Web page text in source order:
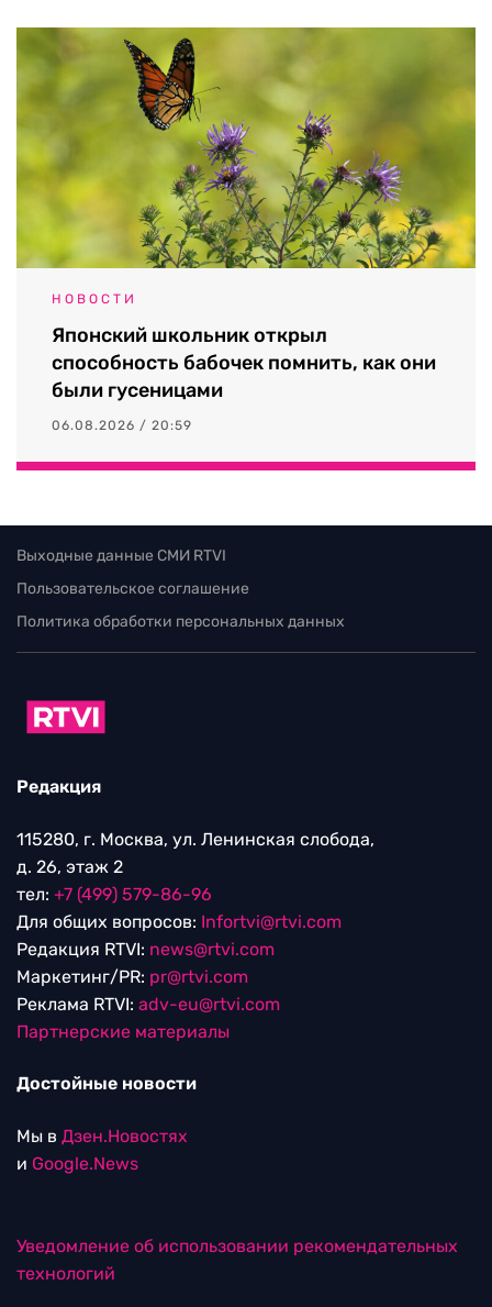
НОВОСТИ
Японский школьник открыл
способность бабочек помнить, как они
были гусеницами
06.08.2026 / 20:59
Выходные данные СМИ RTVI
Пользовательское соглашение
Политика обработки персональных данных
Редакция
115280, г. Москва, ул. Ленинская слобода,
д. 26, этаж 2
тел: +7 (499) 579-86-96
Для общих вопросов: Infortvi@rtvi.com
Редакция RTVI: news@rtvi.com
Маркетинг/PR: pr@rtvi.com
Реклама RTVI: adv-eu@rtvi.com
Партнерские материалы
Достойные новости
Мы в Дзен.Новостях
и Google.News
Уведомление об использовании рекомендательных
технологий